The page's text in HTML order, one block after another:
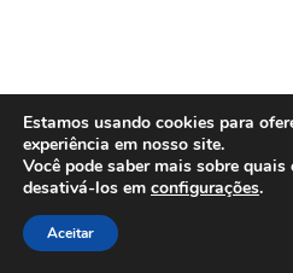
Estamos usando cookies para
experiência em nosso site.
Você pode saber mais sobre
desativá-los em configurações.
Aceitar